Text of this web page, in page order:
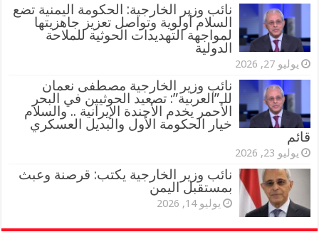
نائب وزير الخارجية: الحكومة اليمنية تضع
السلام أولوية وتواصل تعزيز جاهزيتها
لمواجهة التهديدات الحوثية للملاحة
الدولية
يوليو 27, 2026
نائب وزير الخارجية مصطفى نعمان
للـ”العربية”: تصعيد الحوثيين في البحر
الأحمر يخدم الأجندة الإيرانية .. والسلام
خيار الحكومة الأول والبديل العسكري
قائم
يوليو 23, 2026
نائب وزير الخارجية يكتب: قرصنة وعبث
بمستقبل اليمن
يوليو 14, 2026